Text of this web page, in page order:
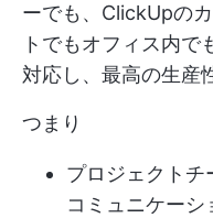
ーでも、ClickUpの
トでもオフィス内で
対応し、最高の生産
つまり
プロジェクトチ
コミュニケーシ